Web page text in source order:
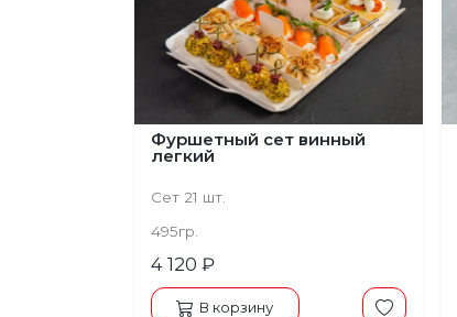
Фуршетный сет винный
легкий
Сет 21 шт.
495гр.
4 120 ₽
В корзину